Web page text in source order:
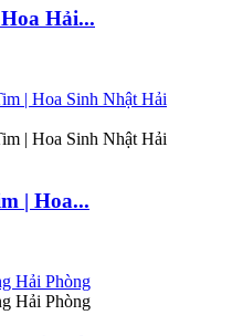
Hải...
| Hoa...